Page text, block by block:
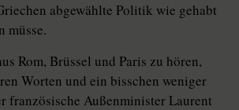
abgewählte Politik wie gehabt
müsse.
Rom, Brüssel und Paris zu hören,
Worten und ein bisschen weniger
französische Außenminister Laurent